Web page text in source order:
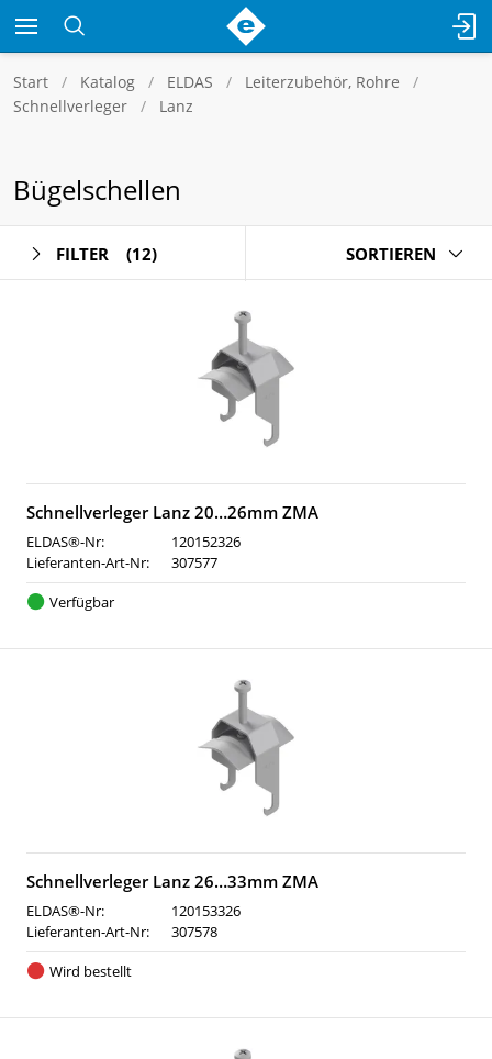
Start Katalog ELDAS
Leiterzubehör, Rohre
Schnellverleger
Lanz
Bügelschellen
FILTER (12) SORTIEREN
Schnellverleger Lanz 20…26mm ZMA
ELDAS®-Nr:
120152326
Lieferanten-Art-Nr:
307577
Verfügbar
Schnellverleger Lanz 26…33mm ZMA
ELDAS®-Nr:
120153326
Lieferanten-Art-Nr:
307578
Wird bestellt